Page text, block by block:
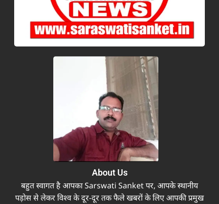
About Us
बहुत स्वागत है आपका Sarswati Sanket पर, आपके स्थानीय
पड़ोस से लेकर विश्व के दूर-दूर तक फैले खबरों के लिए आपकी प्रमुख